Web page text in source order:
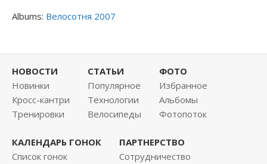
Albums: Велосотня 2007
НОВОСТИ
Новинки
Кросс-кантри
Тренировки
СТАТЬИ
Популярное
Технологии
Велосипеды
ФОТО
Избранное
Альбомы
Фотопоток
КАЛЕНДАРЬ ГОНОК
Список гонок
ПАРТНЕРСТВО
Сотрудничество